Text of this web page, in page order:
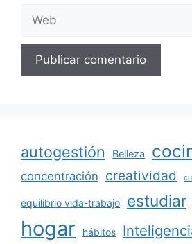
autogestión Belleza
concentración creatividad
equilibrio vida-trabajo estudiar
hogar hábitos